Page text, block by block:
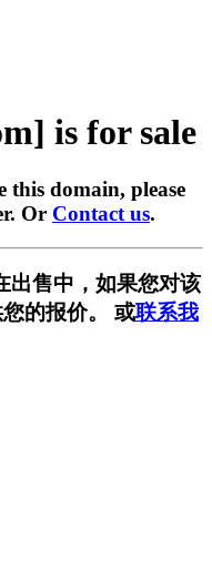
is for sale
domain, please
Or Contact us.
出售中，如果您对该
的报价。 或联系我